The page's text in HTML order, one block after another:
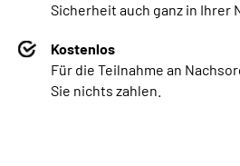
Sicherheit auch ganz in Ihrer
Kostenlos
Für die Teilnahme an
Sie nichts zahlen.